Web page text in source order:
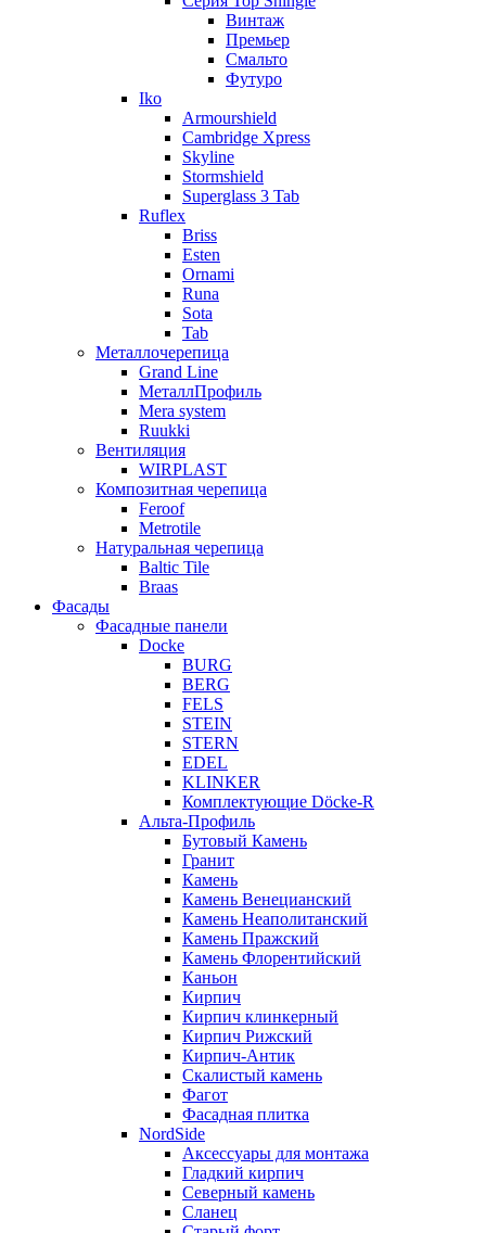
Винтаж
Премьер
Смальто
Футуро
Iko
Armourshield
Cambridge Xpress
Skyline
Stormshield
Superglass 3 Tab
Ruflex
Briss
Esten
Ornami
Runa
Sota
Tab
Металлочерепица
Grand Line
МеталлПрофиль
Mera system
Ruukki
Вентиляция
WIRPLAST
Композитная черепица
Feroof
Metrotile
Натуральная черепица
Baltic Tile
Braas
Фасады
Фасадные панели
Docke
BURG
BERG
FELS
STEIN
STERN
EDEL
KLINKER
Комплектующие Döcke-R
Альта-Профиль
Бутовый Камень
Гранит
Камень
Камень Венецианский
Камень Неаполитанский
Камень Пражский
Камень Флорентийский
Каньон
Кирпич
Кирпич клинкерный
Кирпич Рижский
Кирпич-Антик
Скалистый камень
Фагот
Фасадная плитка
NordSide
Аксессуары для монтажа
Гладкий кирпич
Северный камень
Сланец